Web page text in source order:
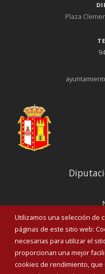
Utilizamos una selección de
páginas de este sitio web:
necesarias para utilizar el
proporcionan una mejor
cookies de rendimiento,
Plaza